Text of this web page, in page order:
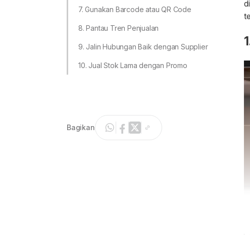
7. Gunakan Barcode atau QR Code
8. Pantau Tren Penjualan
9. Jalin Hubungan Baik dengan Supplier
10. Jual Stok Lama dengan Promo
Bagikan